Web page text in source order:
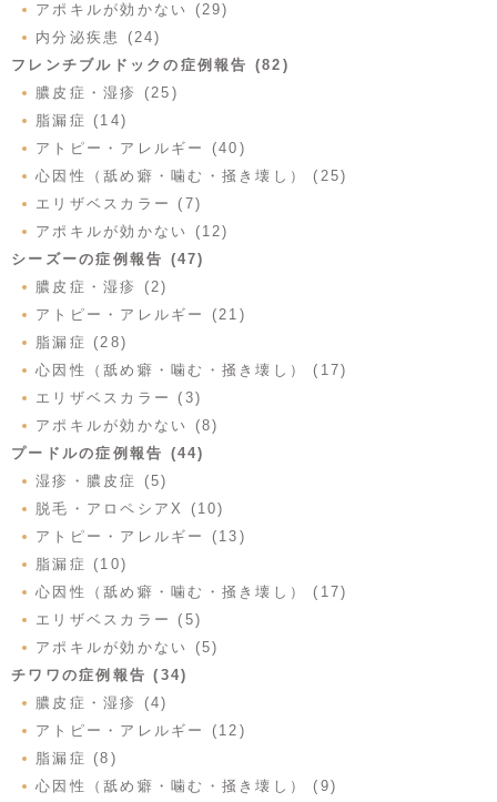
アポキルが効かない (29)
内分泌疾患 (24)
フレンチブルドックの症例報告 (82)
膿皮症・湿疹 (25)
脂漏症 (14)
アトピー・アレルギー (40)
心因性（舐め癖・噛む・掻き壊し） (25)
エリザベスカラー (7)
アポキルが効かない (12)
シーズーの症例報告 (47)
膿皮症・湿疹 (2)
アトピー・アレルギー (21)
脂漏症 (28)
心因性（舐め癖・噛む・掻き壊し） (17)
エリザベスカラー (3)
アポキルが効かない (8)
プードルの症例報告 (44)
湿疹・膿皮症 (5)
脱毛・アロペシアX (10)
アトピー・アレルギー (13)
脂漏症 (10)
心因性（舐め癖・噛む・掻き壊し） (17)
エリザベスカラー (5)
アポキルが効かない (5)
チワワの症例報告 (34)
膿皮症・湿疹 (4)
アトピー・アレルギー (12)
脂漏症 (8)
心因性（舐め癖・噛む・掻き壊し） (9)